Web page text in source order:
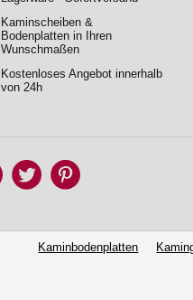
Kaminscheiben &
Bodenplatten in Ihren
Wunschmaßen
Kostenloses Angebot innerhalb
von 24h
Kaminbodenplatten